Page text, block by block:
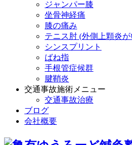
ジャンパー膝
坐骨神経痛
膝の痛み
テニス肘 (外側上顆炎
シンスプリント
ばね指
手根管症候群
腱鞘炎
交通事故施術メニュー
交通事故治療
ブログ
会社概要